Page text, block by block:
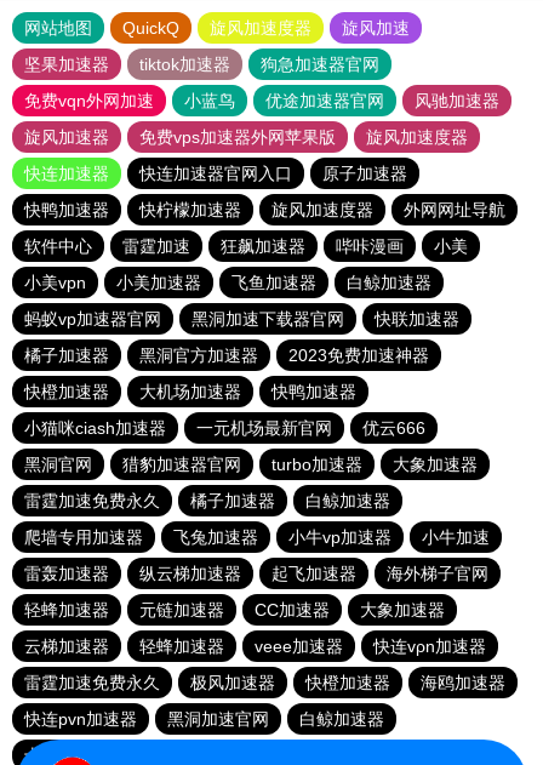
网站地图 QuickQ 旋风加速度器
旋风加速
坚果加速器
tiktok加速器
狗急加速器官网
免费vqn外网加速
小蓝鸟 优途加速器官网
风驰加速器
旋风加速器
免费vps加速器外网苹果版
旋风加速度器
快连加速器
快连加速器官网入口
原子加速器
快鸭加速器
快柠檬加速器 旋风加速度器
外网网址导航
软件中心
雷霆加速 狂飙加速器 哔咔漫画
小美
小美vpn
小美加速器 飞鱼加速器
白鲸加速器
蚂蚁vp加速器官网
黑洞加速下载器官网
快联加速器
橘子加速器
黑洞官方加速器
2023免费加速神器
快橙加速器
大机场加速器
快鸭加速器
小猫咪ciash加速器
一元机场最新官网
优云666
黑洞官网
猎豹加速器官网 turbo加速器
大象加速器
雷霆加速免费永久
橘子加速器
白鲸加速器
爬墙专用加速器
飞兔加速器 小牛vp加速器
小牛加速
雷轰加速器
纵云梯加速器 起飞加速器
海外梯子官网
轻蜂加速器
元链加速器 CC加速器
大象加速器
云梯加速器
轻蜂加速器 veee加速器
快连vρn加速器
雷霆加速免费永久
极风加速器 快橙加速器
海鸥加速器
快连pvn加速器
黑洞加速官网
白鲸加速器
十大免费网络加速神器